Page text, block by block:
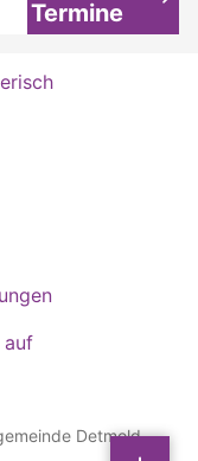
Termine
auf
auf WhatsApp
Detmold